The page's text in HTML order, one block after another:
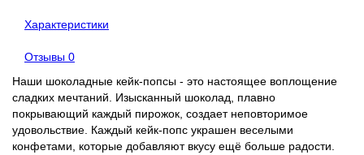
Характеристики
Отзывы 0
Наши шоколадные кейк-попсы - это настоящее воплощение
сладких мечтаний. Изысканный шоколад, плавно
покрывающий каждый пирожок, создает неповторимое
удовольствие. Каждый кейк-попс украшен веселыми
конфетами, которые добавляют вкусу ещё больше радости.